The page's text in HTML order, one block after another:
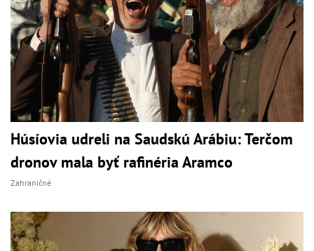
Húsíovia udreli na Saudskú Arábiu: Terčom
dronov mala byť rafinéria Aramco
Zahraničné